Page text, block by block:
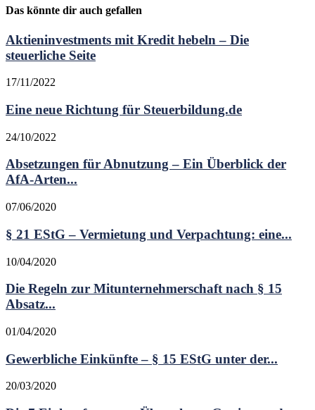
Das könnte dir auch gefallen
Aktieninvestments mit Kredit hebeln – Die
steuerliche Seite
17/11/2022
Eine neue Richtung für Steuerbildung.de
24/10/2022
Absetzungen für Abnutzung – Ein Überblick der
AfA-Arten...
07/06/2020
§ 21 EStG – Vermietung und Verpachtung: eine...
10/04/2020
Die Regeln zur Mitunternehmerschaft nach § 15
Absatz...
01/04/2020
Gewerbliche Einkünfte – § 15 EStG unter der...
20/03/2020